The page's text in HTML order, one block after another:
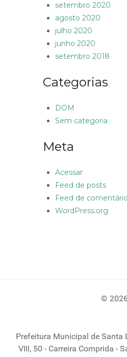
setembro 2020
agosto 2020
julho 2020
junho 2020
setembro 2018
Categorias
DOM
Sem categoria
Meta
Acessar
Feed de posts
Feed de
WordPress.org
©
Prefeitura Municipal de Santa
VIII, 50 - Carreira Comprida -